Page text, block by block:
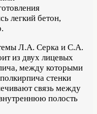
легкий бетон,
Л.А. Серка и С.А.
из двух лицевых
между которыми
стенки
связь между
полость